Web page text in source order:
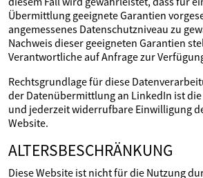
Übermittlung geeignete Garantien
angemessenes Datenschutzniveau zu
Nachweis dieser geeigneten Garantien
Verantwortliche auf Anfrage zur
Rechtsgrundlage für diese
der Datenübermittlung an LinkedIn ist
und jederzeit widerrufbare Einwilligung
Website.
ALTERSBESCHRÄNKUNG
Diese Website ist nicht für die Nutzung